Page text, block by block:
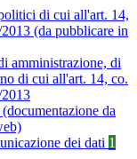
di cui all'art. 14,
(da pubblicare in
amministrazione, di
di cui all'art. 14, co.
da
dei dati 1